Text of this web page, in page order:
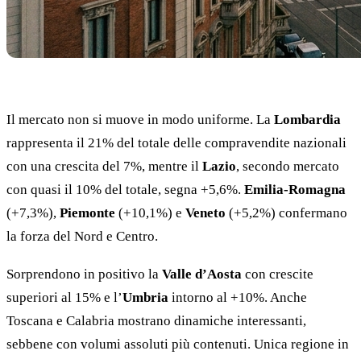
Il mercato non si muove in modo uniforme. La Lombardia
rappresenta il 21% del totale delle compravendite nazionali
con una crescita del 7%, mentre il Lazio, secondo mercato
con quasi il 10% del totale, segna +5,6%. Emilia-Romagna
(+7,3%), Piemonte (+10,1%) e Veneto (+5,2%) confermano
la forza del Nord e Centro.
Sorprendono in positivo la Valle d’Aosta con crescite
superiori al 15% e l’Umbria intorno al +10%. Anche
Toscana e Calabria mostrano dinamiche interessanti,
sebbene con volumi assoluti più contenuti. Unica regione in